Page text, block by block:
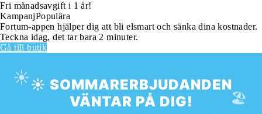
Fri månadsavgift i 1 år!
KampanjPopulära
Fortum-appen hjälper dig att bli elsmart och sänka dina kostnader.
Teckna idag, det tar bara 2 minuter.
Gå till butik
☀️
🏖️
☀️ SOMMARERBJUDANDEN
VÄNTAR PÅ DIG!